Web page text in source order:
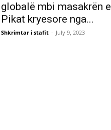
globalë mbi masakrën
Pikat kryesore nga...
Shkrimtar i stafit - July 9, 2023